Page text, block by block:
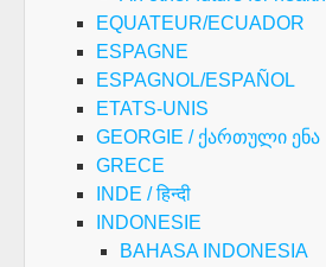
EQUATEUR/ECUADOR
ESPAGNE
ESPAGNOL/ESPAÑOL
ETATS-UNIS
GEORGIE / ქართული ენა
GRECE
INDE / हिन्दी
INDONESIE
BAHASA INDONESIA